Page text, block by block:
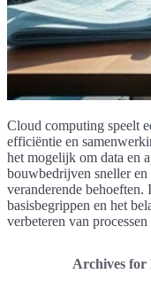
Cloud computing speelt
efficiëntie en
het mogelijk om data en
bouwbedrijven sneller
veranderende
basisbegrippen en het
verbeteren van
Archives for